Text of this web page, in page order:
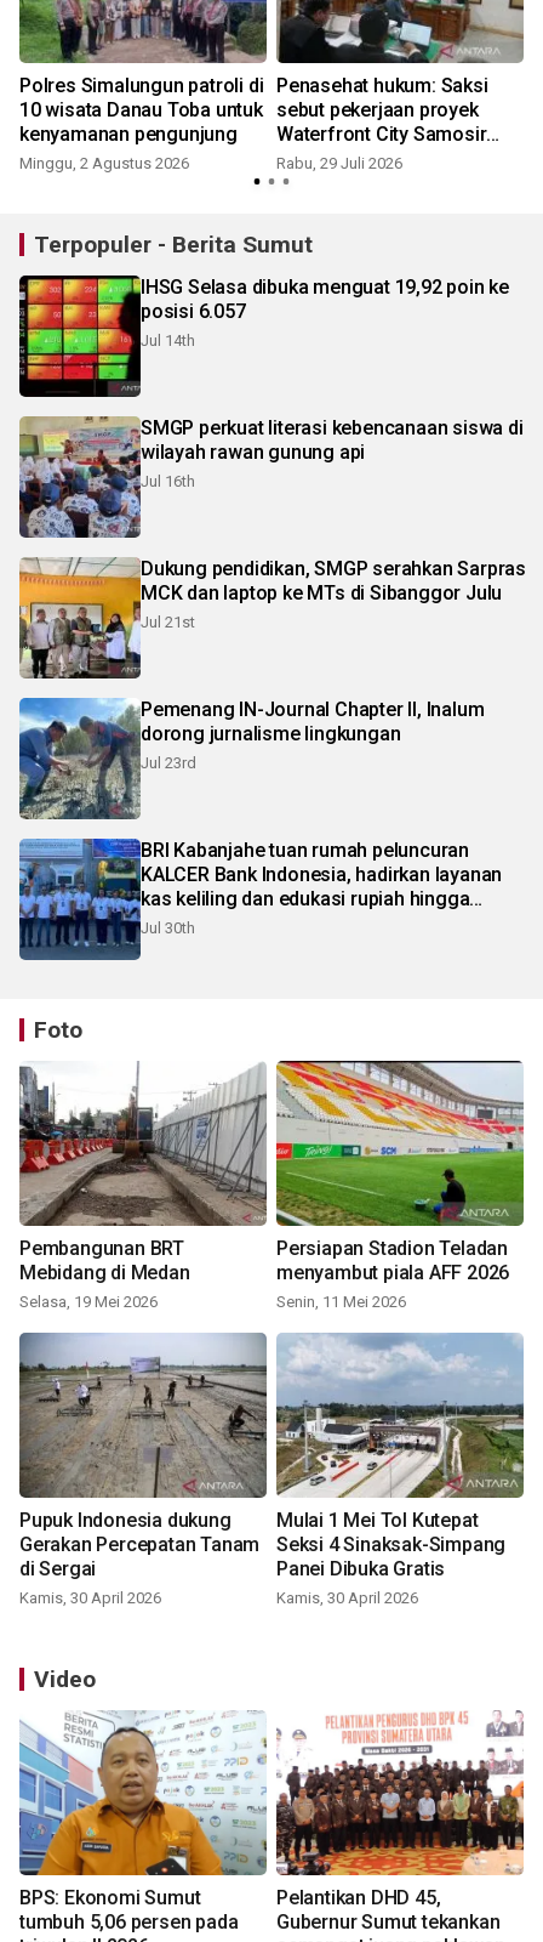
Polres Simalungun patroli di
10 wisata Danau Toba untuk
kenyamanan pengunjung
Minggu, 2 Agustus 2026
Penasehat hukum: Saksi
sebut pekerjaan proyek
Waterfront City Samosir
telah selesai
Rabu, 29 Juli 2026
Terpopuler - Berita Sumut
IHSG Selasa dibuka menguat 19,92 poin ke
posisi 6.057
Jul 14th
SMGP perkuat literasi kebencanaan siswa di
wilayah rawan gunung api
Jul 16th
Dukung pendidikan, SMGP serahkan Sarpras
MCK dan laptop ke MTs di Sibanggor Julu
Jul 21st
Pemenang IN-Journal Chapter II, Inalum
dorong jurnalisme lingkungan
Jul 23rd
BRI Kabanjahe tuan rumah peluncuran
KALCER Bank Indonesia, hadirkan layanan
kas keliling dan edukasi rupiah hingga
pelosok Karo
Jul 30th
Foto
Pembangunan BRT
Mebidang di Medan
Selasa, 19 Mei 2026
Persiapan Stadion Teladan
menyambut piala AFF 2026
Senin, 11 Mei 2026
Pupuk Indonesia dukung
Gerakan Percepatan Tanam
di Sergai
Kamis, 30 April 2026
Mulai 1 Mei Tol Kutepat
Seksi 4 Sinaksak-Simpang
Panei Dibuka Gratis
Kamis, 30 April 2026
Video
BPS: Ekonomi Sumut
tumbuh 5,06 persen pada
Pelantikan DHD 45,
Gubernur Sumut tekankan